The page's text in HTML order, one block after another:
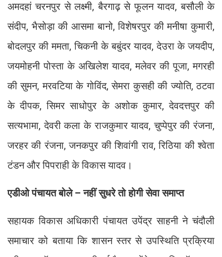
अमदहां चरनपुर से लक्ष्मी, बैरगाढ़ से फूलन यादव, बसौली के
संदीप, भैसोड़ा की आसमा बानो, विशेषरपुर की मनीषा कुमारी,
बोदलपुर की ममता, चिकनी के बबुंदर यादव, देउरा के जयदीप,
जयमोहनी पोस्ता के अखिलेश यादव, मलेवर की पूजा, मगरही
की सुमन, मरवटिया के गोविंद, सेमरा कुसही की ज्योति, ठटवा
के दीपक, सिमर साधोपुर के अशोक कुमार, देवदत्तपुर की
सत्यभामा, देवरी कला के राजकुमार यादव, चुप्पेपुर की रंजना,
जरहर की रंजना, जनकपुर की शिवांगी राव, रिठिया की श्वेता
टंडन और पिपराही के विकास यादव।
एडीओ पंचायत बोले – नहीं सुधरे तो होगी सेवा समाप्त
सहायक विकास अधिकारी पंचायत उपेंद्र साहनी ने चंदौली
समाचार को बताया कि शासन स्तर से उपस्थिति प्रक्रिया